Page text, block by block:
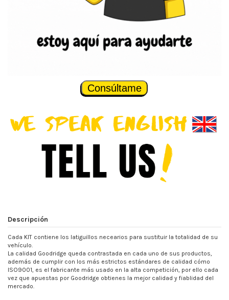
Consúltame
Descripción
Cada KIT contiene los latiguillos necearios para sustituir la totalidad de su
vehículo.
La calidad Goodridge queda contrastada en cada uno de sus productos,
además de cumplir con los más estrictos estándares de calidad cómo
ISO9001, es el fabricante más usado en la alta competición, por ello cada
vez que apuestas por Goodridge obtienes la mejor calidad y fiablidad del
mercado.